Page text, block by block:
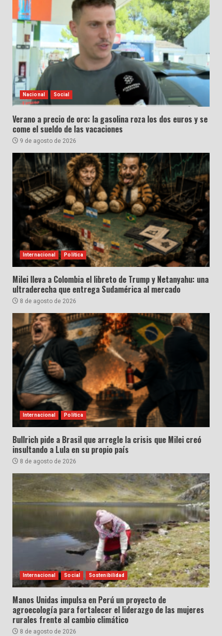
Nacional Social
Verano a precio de oro: la gasolina roza los dos euros y se
come el sueldo de las vacaciones
9 de agosto de 2026
Internacional Política
Milei lleva a Colombia el libreto de Trump y Netanyahu: una
ultraderecha que entrega Sudamérica al mercado
8 de agosto de 2026
Internacional Política
Bullrich pide a Brasil que arregle la crisis que Milei creó
insultando a Lula en su propio país
8 de agosto de 2026
Internacional Social Sostenibilidad
Manos Unidas impulsa en Perú un proyecto de
agroecología para fortalecer el liderazgo de las mujeres
rurales frente al cambio climático
8 de agosto de 2026